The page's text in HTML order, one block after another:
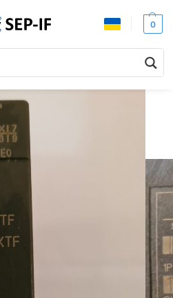
0
Siemens 6GK7 443-1EX00-0XE0. Комунікаційний процесор. Вживаний